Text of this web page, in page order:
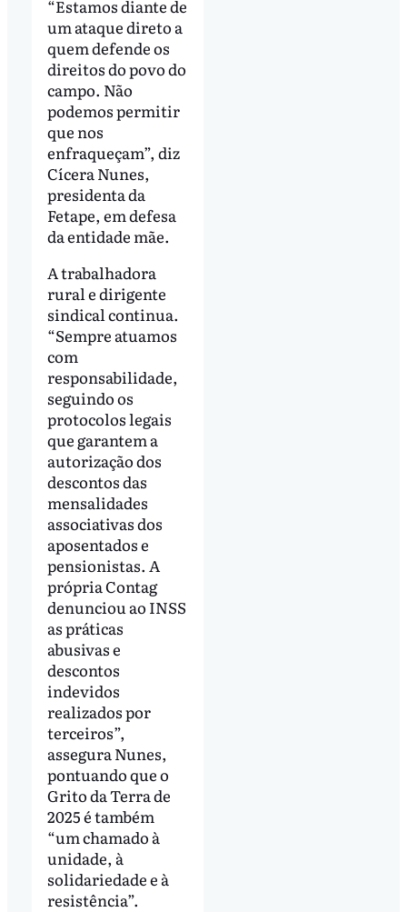
“Estamos diante de
um ataque direto a
quem defende os
direitos do povo do
campo. Não
podemos permitir
que nos
enfraqueçam”, diz
Cícera Nunes,
presidenta da
Fetape, em defesa
da entidade mãe.
A trabalhadora
rural e dirigente
sindical continua.
“Sempre atuamos
com
responsabilidade,
seguindo os
protocolos legais
que garantem a
autorização dos
descontos das
mensalidades
associativas dos
aposentados e
pensionistas. A
própria Contag
denunciou ao INSS
as práticas
abusivas e
descontos
indevidos
realizados por
terceiros”,
assegura Nunes,
pontuando que o
Grito da Terra de
2025 é também
“um chamado à
unidade, à
solidariedade e à
resistência”.